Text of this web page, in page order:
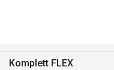
Komplett FLEX